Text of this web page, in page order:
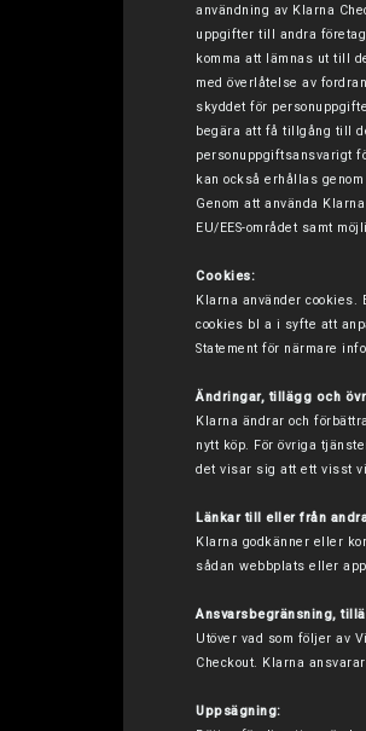
användning av Klarna
uppgifter till andra
komma att lämnas ut till
med överlåtelse av
skyddet för
begära att få tillgång till
personuppgiftsansvarigt
kan också erhållas
Genom att använda
EU/EES-området samt
Cookies:
Klarna använder
cookies bl a i syfte att
Statement för närmare
Ändringar, tillägg och
Klarna ändrar och
nytt köp. För övriga
det visar sig att ett visst
Länkar till eller från
Klarna godkänner eller
sådan webbplats eller
Ansvarsbegränsning,
Utöver vad som följer av
Checkout. Klarna
Uppsägning: